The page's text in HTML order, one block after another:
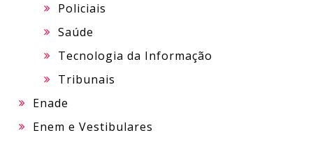
Policiais
Saúde
Tecnologia da Informação
Tribunais
Enade
Enem e Vestibulares